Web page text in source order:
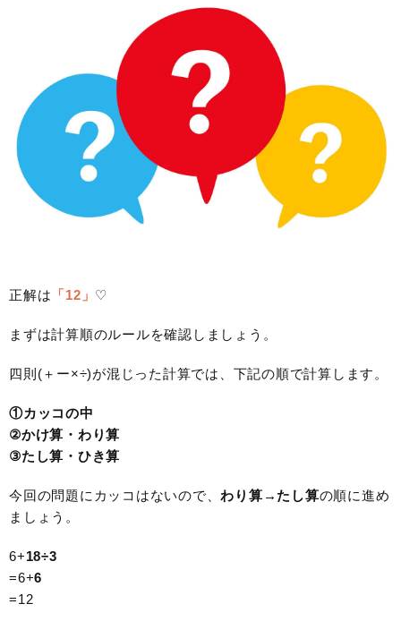
正解は 「12」 ♡
まずは計算順のルールを確認しましょう。
四則(＋ー×÷)が混じった計算では、下記の順で計算します。
①カッコの中
②かけ算・わり算
③たし算・ひき算
今回の問題にカッコはないので、わり算→たし算の順に進め
ましょう。
6+18÷3
=6+6
=12